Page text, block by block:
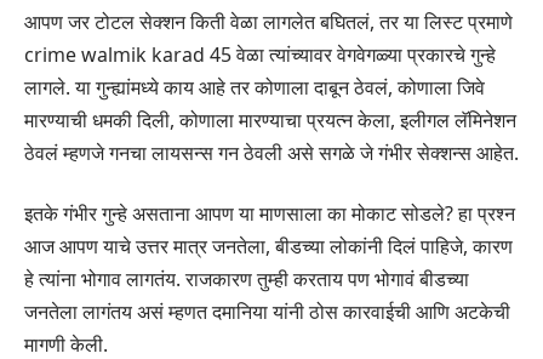
आपण जर टोटल सेक्शन किती वेळा लागलेत बघितलं, तर या लिस्ट प्रमाणे
crime walmik karad 45 वेळा त्यांच्यावर वेगवेगळ्या प्रकारचे गुन्हे
लागले. या गुन्ह्यांमध्ये काय आहे तर कोणाला दाबून ठेवलं, कोणाला जिवे
मारण्याची धमकी दिली, कोणाला मारण्याचा प्रयत्न केला, इलीगल लॅमिनेशन
ठेवलं म्हणजे गनचा लायसन्स गन ठेवली असे सगळे जे गंभीर सेक्शन्स आहेत.
इतके गंभीर गुन्हे असताना आपण या माणसाला का मोकाट सोडले? हा प्रश्न
आज आपण याचे उत्तर मात्र जनतेला, बीडच्या लोकांनी दिलं पाहिजे, कारण
हे त्यांना भोगाव लागतंय. राजकारण तुम्ही करताय पण भोगावं बीडच्या
जनतेला लागंतय असं म्हणत दमानिया यांनी ठोस कारवाईची आणि अटकेची
मागणी केली.